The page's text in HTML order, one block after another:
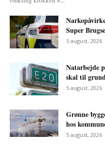
Super
5 august, 2026
Natarbejde
skal til
5 august, 2026
Grønne
hos
5 august, 2026